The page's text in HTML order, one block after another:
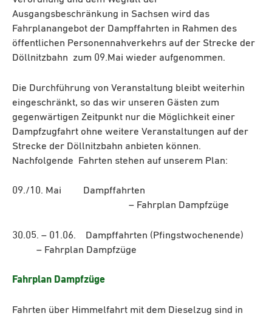
Ausgangsbeschränkung in Sachsen wird das
Fahrplanangebot der Dampffahrten in Rahmen des
öffentlichen Personennahverkehrs auf der Strecke der
Döllnitzbahn zum 09.Mai wieder aufgenommen.
Die Durchführung von Veranstaltung bleibt weiterhin
eingeschränkt, so das wir unseren Gästen zum
gegenwärtigen Zeitpunkt nur die Möglichkeit einer
Dampfzugfahrt ohne weitere Veranstaltungen auf der
Strecke der Döllnitzbahn anbieten können.
Nachfolgende Fahrten stehen auf unserem Plan:
09./10. Mai Dampffahrten
– Fahrplan Dampfzüge
30.05. – 01.06. Dampffahrten (Pfingstwochenende)
– Fahrplan Dampfzüge
Fahrplan Dampfzüge
Fahrten über Himmelfahrt mit dem Dieselzug sind in